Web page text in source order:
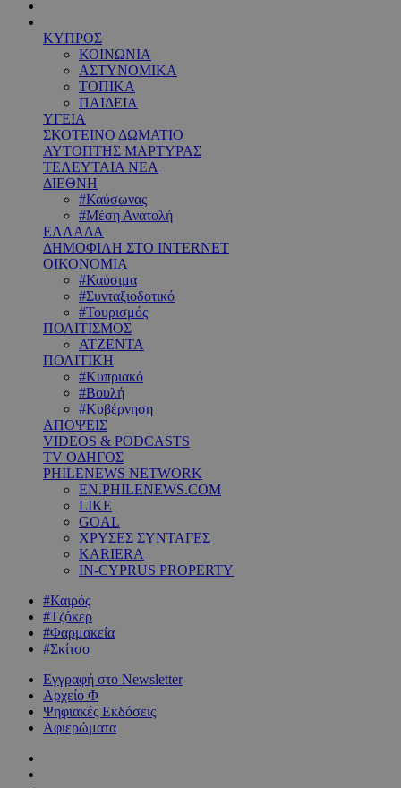
ΚΥΠΡΟΣ
ΚΟΙΝΩΝΙΑ
ΑΣΤΥΝΟΜΙΚΑ
ΤΟΠΙΚΑ
ΠΑΙΔΕΙΑ
ΥΓΕΙΑ
ΣΚΟΤΕΙΝΟ ΔΩΜΑΤΙΟ
ΑΥΤΟΠΤΗΣ ΜΑΡΤΥΡΑΣ
ΤΕΛΕΥΤΑΙΑ ΝΕΑ
ΔΙΕΘΝΗ
#Καύσωνας
#Μέση Ανατολή
ΕΛΛΑΔΑ
ΔΗΜΟΦΙΛΗ ΣΤΟ INTERNET
ΟΙΚΟΝΟΜΙΑ
#Καύσιμα
#Συνταξιοδοτικό
#Τουρισμός
ΠΟΛΙΤΙΣΜΟΣ
ΑΤΖΕΝΤΑ
ΠΟΛΙΤΙΚΗ
#Κυπριακό
#Βουλή
#Κυβέρνηση
ΑΠΟΨΕΙΣ
VIDEOS & PODCASTS
TV ΟΔΗΓΟΣ
PHILENEWS NETWORK
EN.PHILENEWS.COM
LIKE
GOAL
ΧΡΥΣΕΣ ΣΥΝΤΑΓΕΣ
KARIERA
IN-CYPRUS PROPERTY
#Καιρός
#Τζόκερ
#Φαρμακεία
#Σκίτσο
Εγγραφή στο Newsletter
Αρχείο Φ
Ψηφιακές Εκδόσεις
Αφιερώματα